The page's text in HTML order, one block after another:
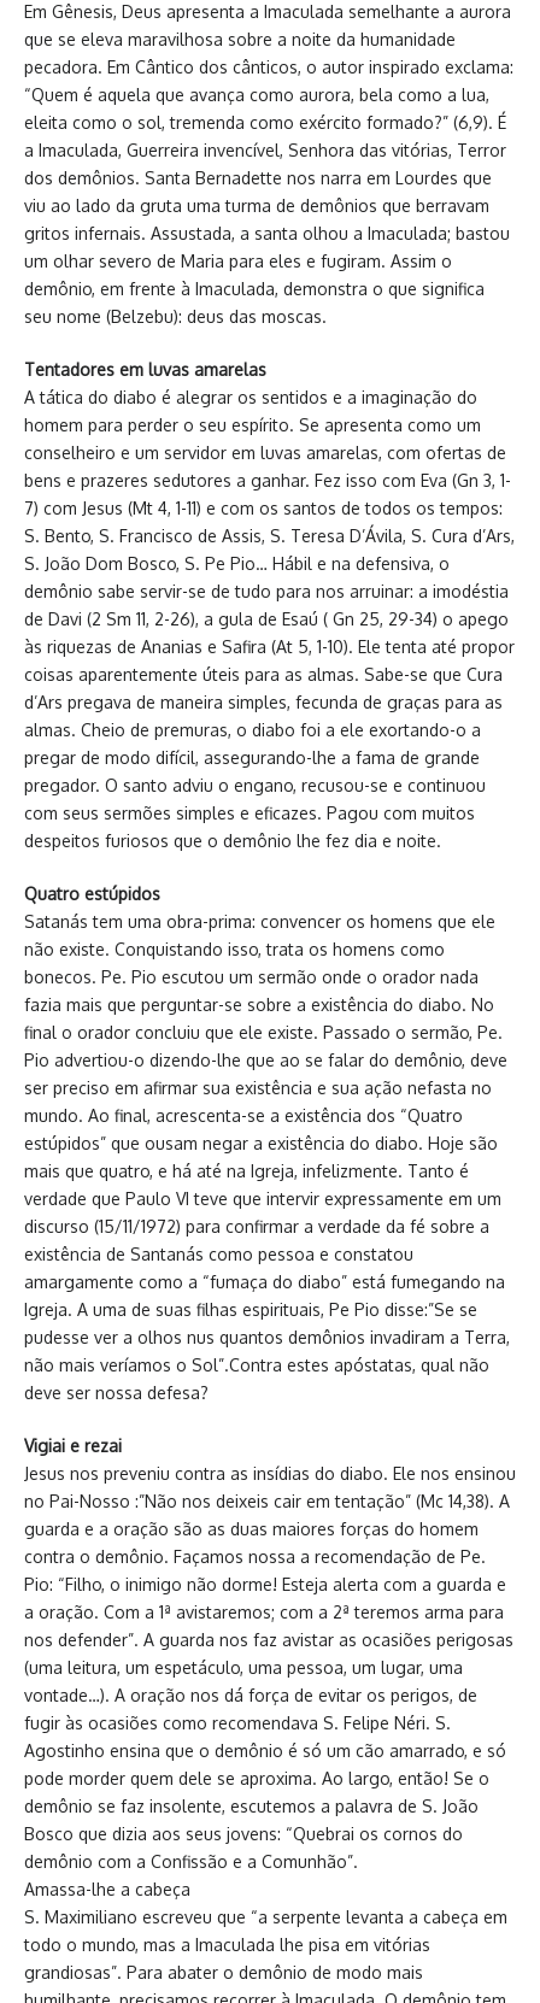
Em Gênesis, Deus apresenta a Imaculada semelhante a aurora
que se eleva maravilhosa sobre a noite da humanidade
pecadora. Em Cântico dos cânticos, o autor inspirado exclama:
“Quem é aquela que avança como aurora, bela como a lua,
eleita como o sol, tremenda como exército formado?” (6,9). É
a Imaculada, Guerreira invencível, Senhora das vitórias, Terror
dos demônios. Santa Bernadette nos narra em Lourdes que
viu ao lado da gruta uma turma de demônios que berravam
gritos infernais. Assustada, a santa olhou a Imaculada; bastou
um olhar severo de Maria para eles e fugiram. Assim o
demônio, em frente à Imaculada, demonstra o que significa
seu nome (Belzebu): deus das moscas.
Tentadores em luvas amarelas
A tática do diabo é alegrar os sentidos e a imaginação do
homem para perder o seu espírito. Se apresenta como um
conselheiro e um servidor em luvas amarelas, com ofertas de
bens e prazeres sedutores a ganhar. Fez isso com Eva (Gn 3, 1-
7) com Jesus (Mt 4, 1-11) e com os santos de todos os tempos:
S. Bento, S. Francisco de Assis, S. Teresa D’Ávila, S. Cura d’Ars,
S. João Dom Bosco, S. Pe Pio… Hábil e na defensiva, o
demônio sabe servir-se de tudo para nos arruinar: a imodéstia
de Davi (2 Sm 11, 2-26), a gula de Esaú ( Gn 25, 29-34) o apego
às riquezas de Ananias e Safira (At 5, 1-10). Ele tenta até propor
coisas aparentemente úteis para as almas. Sabe-se que Cura
d’Ars pregava de maneira simples, fecunda de graças para as
almas. Cheio de premuras, o diabo foi a ele exortando-o a
pregar de modo difícil, assegurando-lhe a fama de grande
pregador. O santo adviu o engano, recusou-se e continuou
com seus sermões simples e eficazes. Pagou com muitos
despeitos furiosos que o demônio lhe fez dia e noite.
Quatro estúpidos
Satanás tem uma obra-prima: convencer os homens que ele
não existe. Conquistando isso, trata os homens como
bonecos. Pe. Pio escutou um sermão onde o orador nada
fazia mais que perguntar-se sobre a existência do diabo. No
final o orador concluiu que ele existe. Passado o sermão, Pe.
Pio advertiou-o dizendo-lhe que ao se falar do demônio, deve
ser preciso em afirmar sua existência e sua ação nefasta no
mundo. Ao final, acrescenta-se a existência dos “Quatro
estúpidos” que ousam negar a existência do diabo. Hoje são
mais que quatro, e há até na Igreja, infelizmente. Tanto é
verdade que Paulo VI teve que intervir expressamente em um
discurso (15/11/1972) para confirmar a verdade da fé sobre a
existência de Santanás como pessoa e constatou
amargamente como a “fumaça do diabo” está fumegando na
Igreja. A uma de suas filhas espirituais, Pe Pio disse:”Se se
pudesse ver a olhos nus quantos demônios invadiram a Terra,
não mais veríamos o Sol”.Contra estes apóstatas, qual não
deve ser nossa defesa?
Vigiai e rezai
Jesus nos preveniu contra as insídias do diabo. Ele nos ensinou
no Pai-Nosso :”Não nos deixeis cair em tentação” (Mc 14,38). A
guarda e a oração são as duas maiores forças do homem
contra o demônio. Façamos nossa a recomendação de Pe.
Pio: “Filho, o inimigo não dorme! Esteja alerta com a guarda e
a oração. Com a 1ª avistaremos; com a 2ª teremos arma para
nos defender”. A guarda nos faz avistar as ocasiões perigosas
(uma leitura, um espetáculo, uma pessoa, um lugar, uma
vontade…). A oração nos dá força de evitar os perigos, de
fugir às ocasiões como recomendava S. Felipe Néri. S.
Agostinho ensina que o demônio é só um cão amarrado, e só
pode morder quem dele se aproxima. Ao largo, então! Se o
demônio se faz insolente, escutemos a palavra de S. João
Bosco que dizia aos seus jovens: “Quebrai os cornos do
demônio com a Confissão e a Comunhão”.
Amassa-lhe a cabeça
S. Maximiliano escreveu que “a serpente levanta a cabeça em
todo o mundo, mas a Imaculada lhe pisa em vitórias
grandiosas”. Para abater o demônio de modo mais